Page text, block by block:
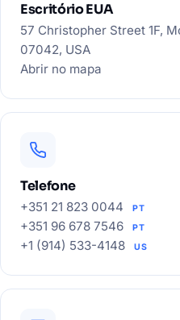
Escritório EUA
57 Christopher Street 1F,
07042, USA
Abrir no mapa
Telefone
+351 21 823 0044 PT
+351 96 678 7546 PT
+1 (914) 533-4148 US